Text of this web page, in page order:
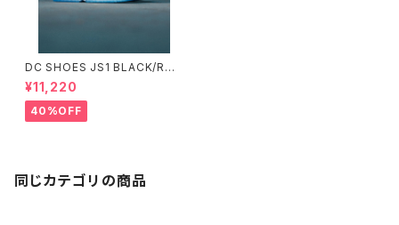
DC SHOES JS1 BLACK/ROY
AL
¥11,220
40%OFF
同じカテゴリの商品